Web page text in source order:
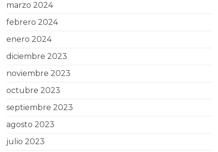
marzo 2024
febrero 2024
enero 2024
diciembre 2023
noviembre 2023
octubre 2023
septiembre 2023
agosto 2023
julio 2023